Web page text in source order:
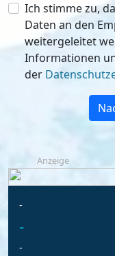
Ich stimme zu,
Daten an den
weitergeleitet werden dürfen. Weitere
Informationen
der
Anzeige
-
-
-